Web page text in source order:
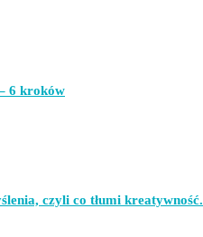
6 kroków
czyli co tłumi kreatywność.